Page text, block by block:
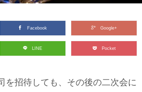
Facebook Google+
LINE Pocket
を招待しても、その後の二次会に